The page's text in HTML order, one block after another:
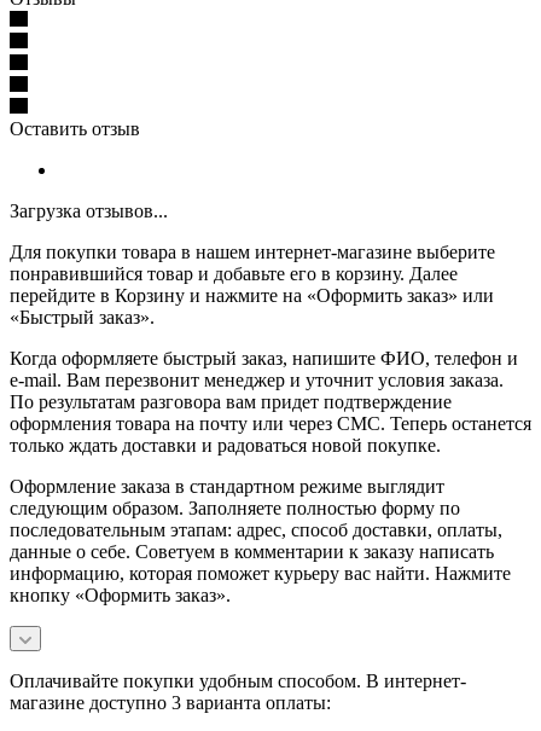
Оставить отзыв
Загрузка отзывов...
Для покупки товара в нашем интернет-магазине выберите
понравившийся товар и добавьте его в корзину. Далее
перейдите в Корзину и нажмите на «Оформить заказ» или
«Быстрый заказ».
Когда оформляете быстрый заказ, напишите ФИО, телефон и
e-mail. Вам перезвонит менеджер и уточнит условия заказа.
По результатам разговора вам придет подтверждение
оформления товара на почту или через СМС. Теперь останется
только ждать доставки и радоваться новой покупке.
Оформление заказа в стандартном режиме выглядит
следующим образом. Заполняете полностью форму по
последовательным этапам: адрес, способ доставки, оплаты,
данные о себе. Советуем в комментарии к заказу написать
информацию, которая поможет курьеру вас найти. Нажмите
кнопку «Оформить заказ».
Оплачивайте покупки удобным способом. В интернет-
магазине доступно 3 варианта оплаты: